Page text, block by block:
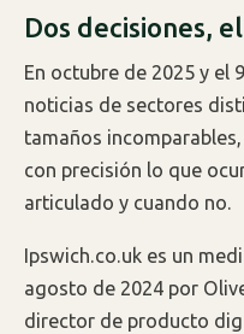
Dos decisiones,
En octubre de 2025 y el
noticias de sectores
tamaños
con precisión lo que
articulado y cuando no.
Ipswich.co.uk es un
agosto de 2024 por
director de producto